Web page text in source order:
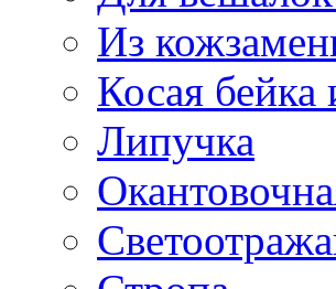
Из
Косая бейка
Липучка